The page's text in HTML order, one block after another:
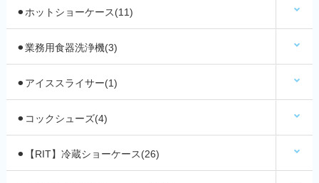
⚫︎ホットショーケース(11)
⚫︎業務用食器洗浄機(3)
⚫︎アイススライサー(1)
⚫︎コックシューズ(4)
⚫︎【RIT】冷蔵ショーケース(26)